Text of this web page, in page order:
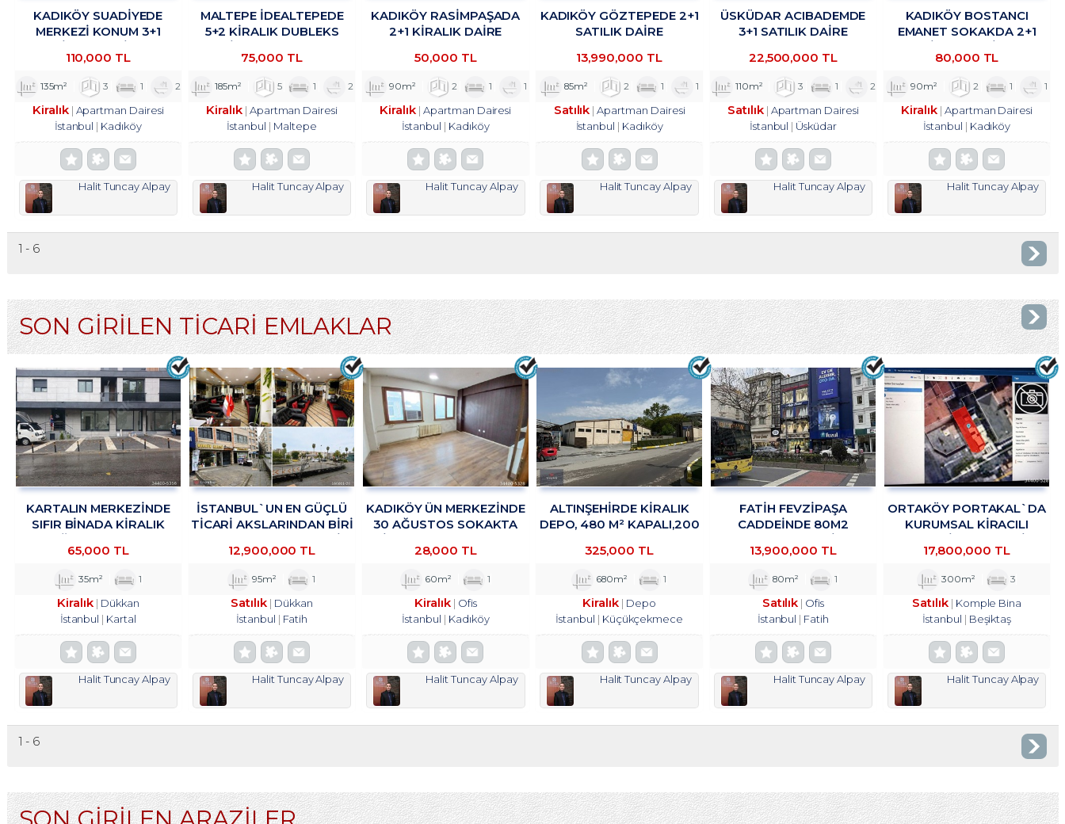
KADIKÖY SUADİYEDE
MERKEZİ KONUM 3+1
TROYKADAN
110,000 TL
135m² 3 1 2
Kiralık Apartman Dairesi
İstanbul
Kadıköy
Halit Tuncay Alpay
MALTEPE İDEALTEPEDE
5+2 KİRALIK DUBLEKS
75,000 TL
185m² 5 1 2
Kiralık Apartman Dairesi
İstanbul
Maltepe
Halit Tuncay Alpay
KADIKÖY RASİMPAŞADA
2+1 KİRALIK DAİRE
50,000 TL
90m² 2 1 1
Kiralık Apartman Dairesi
İstanbul
Kadıköy
Halit Tuncay Alpay
KADIKÖY GÖZTEPEDE 2+1
SATILIK DAİRE
13,990,000 TL
85m² 2 1 1
Satılık Apartman Dairesi
İstanbul
Kadıköy
Halit Tuncay Alpay
ÜSKÜDAR ACIBADEMDE
3+1 SATILIK DAİRE
22,500,000 TL
110m² 3 1 2
Satılık Apartman Dairesi
İstanbul
Üsküdar
Halit Tuncay Alpay
KADIKÖY BOSTANCI
EMANET SOKAKDA 2+1
TROYKADAN
80,000 TL
90m² 2 1 1
Kiralık Apartman Dairesi
İstanbul
Kadıköy
Halit Tuncay Alpay
1 - 6
SON GİRİLEN TİCARİ EMLAKLAR
KARTALIN MERKEZİNDE
SIFIR BİNADA KİRALIK
TROYKADAN.
65,000 TL
35m² 1
Kiralık
Dükkan
İstanbul
Kartal
Halit Tuncay Alpay
İSTANBUL`UN EN GÜÇLÜ
TICARI AKSLARINDAN BIRI
ÜZERINDE, HISTORIA AVM
KARŞISINDA
12,900,000 TL
95m² 1
Satılık
Dükkan
İstanbul
Fatih
Halit Tuncay Alpay
KADIKÖY ÜN MERKEZİNDE
30 AĞUSTOS SOKAKTA
UYGUN 1+1 KİRALIK
TROYKADAN
28,000 TL
60m² 1
Kiralık
Ofis
İstanbul
Kadıköy
Halit Tuncay Alpay
ALTINŞEHIRDE KIRALIK
DEPO, 480 M² KAPALI,200
325,000 TL
680m² 1
Kiralık
Depo
İstanbul
Küçükçekmece
Halit Tuncay Alpay
FATİH FEVZİPAŞA
CADDEİNDE 80M2
TROYKADAN
13,900,000 TL
80m² 1
Satılık
Ofis
İstanbul
Fatih
Halit Tuncay Alpay
ORTAKÖY PORTAKAL`DA
KURUMSAL KIRACILI
TROYKADAN
17,800,000 TL
300m² 3
Satılık
Komple Bina
İstanbul
Beşiktaş
Halit Tuncay Alpay
1 - 6